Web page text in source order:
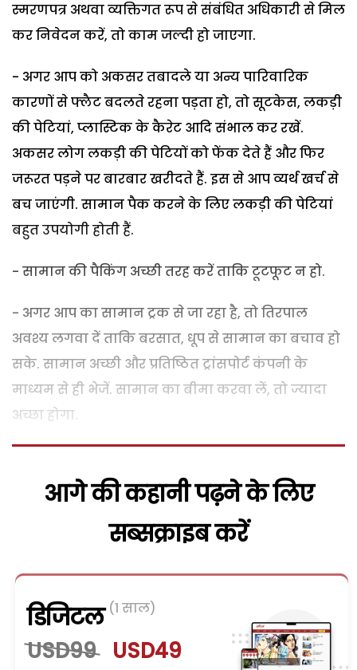
स्मरणपत्र अथवा व्यक्तिगत रूप से संबंधित अधिकारी से मिल
कर निवेदन करें, तो काम जल्दी हो जाएगा.
- अगर आप को अकसर तबादले या अन्य पारिवारिक
कारणों से फ्लैट बदलते रहना पड़ता हो, तो सूटकेस, लकड़ी
की पेटियां, प्लास्टिक के कैरेट आदि संभाल कर रखें.
अकसर लोग लकड़ी की पेटियों को फेंक देते हैं और फिर
जरूरत पड़ने पर बारबार खरीदते हैं. इस से आप व्यर्थ खर्च से
बच जाएंगी. सामान पैक करने के लिए लकड़ी की पेटियां
बहुत उपयोगी होती हैं.
- सामान की पैकिंग अच्छी तरह करें ताकि टूटफूट न हो.
- अगर आप का सामान ट्रक से जा रहा है, तो तिरपाल
अवश्य लगवा दें ताकि बरसात, धूप से सामान का बचाव हो
सके. सामान अच्छी और प्रतिष्ठित ट्रांसपोर्ट कंपनी के
माध्यम से ही भेजें. सामान का बीमा करवा लें, तो ज्यादा
अच्छा होगा.
आगे की कहानी पढ़ने के लिए
सब्सक्राइब करें
डिजिटल (1 साल)
USD99 USD49